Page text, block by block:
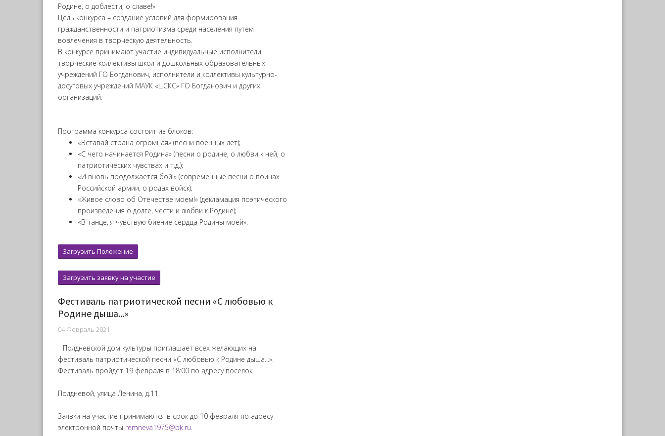
Родине, о доблести, о славе!»
Цель конкурса – создание условий для формирования
гражданственности и патриотизма среди населения путем
вовлечения в творческую деятельность.
В конкурсе принимают участие индивидуальные исполнители,
творческие коллективы школ и дошкольных образовательных
учреждений ГО Богданович, исполнители и коллективы культурно-
досуговых учреждений МАУК «ЦСКС» ГО Богданович и других
организаций.
Программа конкурса состоит из блоков:
«Вставай страна огромная» (песни военных лет);
«С чего начинается Родина» (песни о родине, о любви к ней, о
патриотических чувствах и т.д.);
«И вновь продолжается бой!» (современные песни о воинах
Российской армии, о родах войск);
«Живое слово об Отечестве моем!» (декламация поэтического
произведения о долге, чести и любви к Родине);
«В танце, я чувствую биение сердца Родины моей».
Загрузить Положение
Загрузить заявку на участие
Фестиваль патриотической песни «С любовью к
Родине дыша...»
04 Февраль 2021
Полдневской дом культуры приглашает всех желающих на
фестиваль патриотической песни «С любовью к Родине дыша...».
Фестиваль пройдет 19 февраля в 18:00 по адресу поселок
Полдневой, улица Ленина, д.11.
Заявки на участие принимаются в срок до 10 февраля по адресу
электронной почты remneva1975@bk.ru.